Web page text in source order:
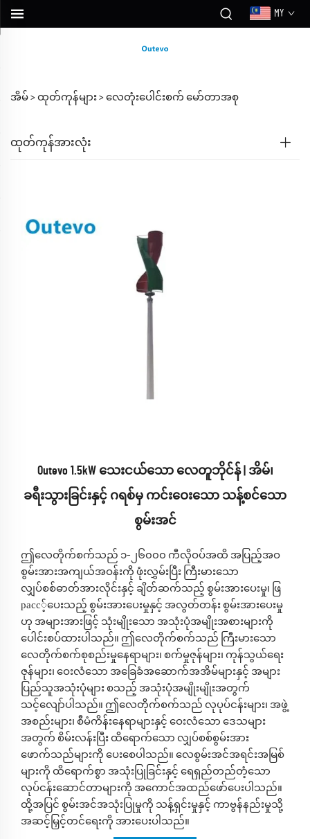
MY
အိမ် > ထုတ်ကုန်များ > လေတုံးပေါင်းစက် မော်တာအစု
ထုတ်ကုန်အားလုံး
Outevo 1.5kW သေးငယ်သော လေတူဘိုင်န် | အိမ်၊
ခရီးသွားခြင်းနှင့် ဂရစ်မှ ကင်းဝေးသော သန့်စင်သော
စွမ်းအင်
ဤလေတိုက်စက်သည် ၁–၂၆၀၀၀ ကီလိုဝပ်အထိ အပြည့်အဝ
စွမ်းအားအကျယ်အဝန်းကို ဖုံးလွှမ်းပြီး ကြီးမားသော
လျှပ်စစ်ဓာတ်အားလိုင်းနှင့် ချိတ်ဆက်သည့် စွမ်းအားပေးမှု၊ ဖြ
расс့်ပေးသည့် စွမ်းအားပေးမှုနှင့် အလွတ်တန်း စွမ်းအားပေးမှု
ဟု အများအားဖြင့် သုံးမျိုးသော အသုံးပုံအမျိုးအစားများကို
ပေါင်းစပ်ထားပါသည်။ ဤလေတိုက်စက်သည် ကြီးမားသော
လေတိုက်စက်စုစည်းမှုနေရာများ၊ စက်မှုဇုန်များ၊ ကုန်သွယ်ရေး
ဇုန်များ၊ ဝေးလံသော အခြေခံအဆောက်အအိမ်များနှင့် အများ
ပြည်သူအသုံးပုံများ စသည့် အသုံးပုံအမျိုးမျိုးအတွက်
သင့်လျော်ပါသည်။ ဤလေတိုက်စက်သည် လုပုပ်ငန်းများ၊ အဖွဲ့
အစည်းများ၊ စီမံကိန်းနေရာများနှင့် ဝေးလံသော ဒေသများ
အတွက် စိမ်းလန်းပြီး ထိရောက်သော လျှပ်စစ်စွမ်းအား
ဖောက်သည်များကို ပေးစေပါသည်။ လေစွမ်းအင်အရင်းအမြစ်
များကို ထိရောက်စွာ အသုံးပြုခြင်းနှင့် ရေရှည်တည်တံ့သော
လုပ်ငန်းဆောင်တာများကို အကောင်အထည်ဖော်ပေးပါသည်။
ထို့အပြင် စွမ်းအင်အသုံးပြုမှုကို သန့်ရှင်းမှုနှင့် ကာဗွန်နည်းမှုသို့
အဆင့်မြှင့်တင်ရေးကို အားပေးပါသည်။